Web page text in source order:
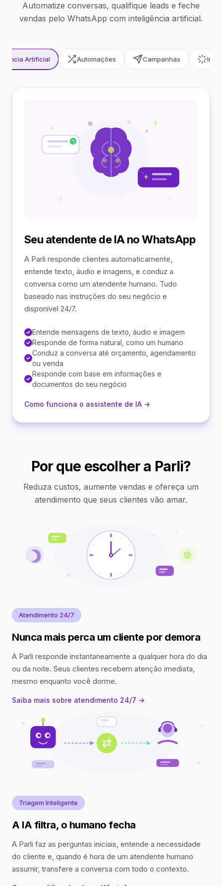
Automatize conversas, qualifique leads e feche
vendas pelo WhatsApp com inteligência artificial.
Artificial Automações Campanhas
Seu atendente de IA no WhatsApp
A Parli responde clientes automaticamente,
entende texto, áudio e imagens, e conduz a
conversa como um atendente humano. Tudo
baseado nas instruções do seu negócio e
disponível 24/7.
Entende mensagens de texto, áudio e imagem
Responde de forma natural, como um humano
Conduz a conversa até orçamento, agendamento
ou venda
Responde com base em informações e
documentos do seu negócio
Como funciona o assistente de IA →
Por que escolher a Parli?
Reduza custos, aumente vendas e ofereça um
atendimento que seus clientes vão amar.
Atendimento 24/7
Nunca mais perca um cliente por demora
A Parli responde instantaneamente a qualquer hora do dia
ou da noite. Seus clientes recebem atenção imediata,
mesmo enquanto você dorme.
Saiba mais sobre atendimento 24/7 →
Triagem Inteligente
A IA filtra, o humano fecha
A Parli faz as perguntas iniciais, entende a necessidade
do cliente e, quando é hora de um atendente humano
assumir, transfere a conversa com todo o contexto.